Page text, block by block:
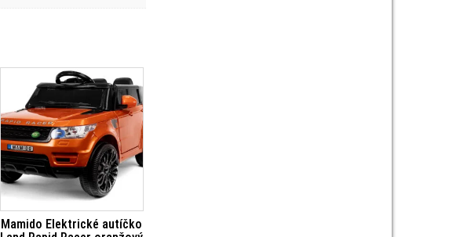
Mamido Elektrické autíčko